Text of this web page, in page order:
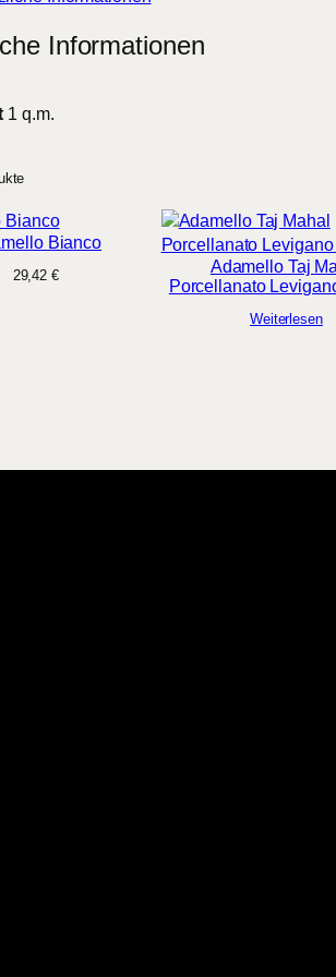
Informationen
1 q.m.
Bianco
29,42€
Adamello Taj
Porcellanato
Weiterlesen